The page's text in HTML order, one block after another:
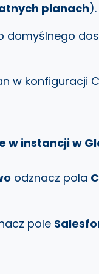
planach).
domyślnego
w konfiguracji
w instancji w
odznacz pola
pole